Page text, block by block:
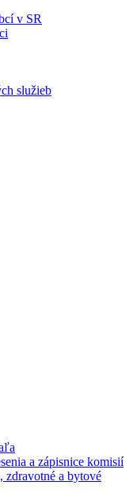
v SR
služieb
a zápisnice komisií
zdravotné a bytové